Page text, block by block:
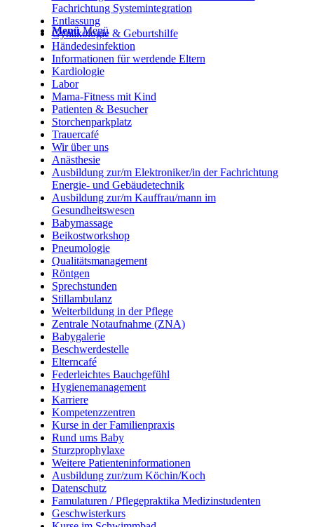
Menü Menü
Fachrichtung Systemintegration
Entlassung
Gynäkologie & Geburtshilfe
Händedesinfektion
Informationen für werdende Eltern
Kardiologie
Labor
Mama-Fitness mit Kind
Patienten & Besucher
Storchenparkplatz
Trauercafé
Wir über uns
Anästhesie
Ausbildung zur/m Elektroniker/in der Fachrichtung
Energie- und Gebäudetechnik
Ausbildung zur/m Kauffrau/mann im
Gesundheitswesen
Babymassage
Beikostworkshop
Pneumologie
Qualitätsmanagement
Röntgen
Sprechstunden
Stillambulanz
Weiterbildung in der Pflege
Zentrale Notaufnahme (ZNA)
Babygalerie
Beschwerdestelle
Elterncafé
Federleichtes Bauchgefühl
Hygienemanagement
Karriere
Kompetenzzentren
Kurse in der Familienpraxis
Rund ums Baby
Sturzprophylaxe
Weitere Patienteninformationen
Ausbildung zur/zum Köchin/Koch
Datenschutz
Famulaturen / Pflegepraktika Medizinstudenten
Geschwisterkurs